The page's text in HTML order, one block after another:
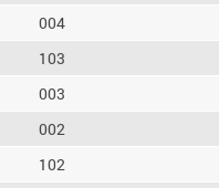
004
103
003
002
102